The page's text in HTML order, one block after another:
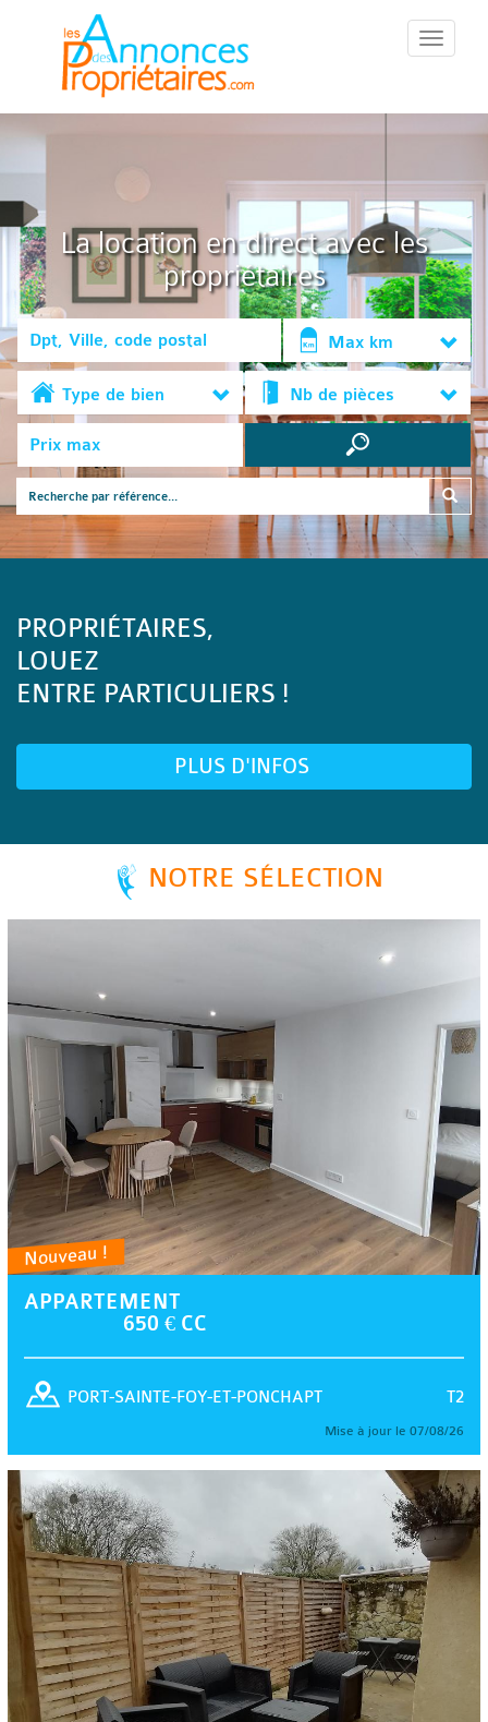
::Menu::
La location en direct avec les
propriétaires
Max km
Type de bien Nb de pièces
PROPRIÉTAIRES,
LOUEZ
ENTRE PARTICULIERS !
PLUS D'INFOS
NOTRE SÉLECTION
Nouveau !
APPARTEMENT
650 € CC
T2
PORT-SAINTE-FOY-ET-PONCHAPT
Mise à jour le 07/08/26